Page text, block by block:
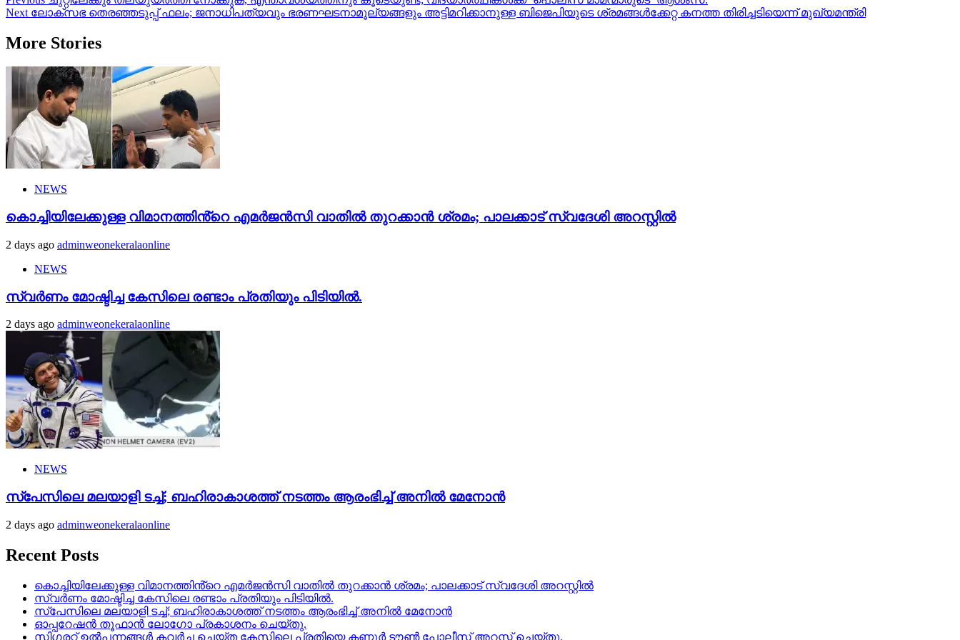
navigation
Next ലോക്‌സഭ തെരഞ്ഞടുപ്പ് ഫലം; ജനാധിപത്യവും ഭരണഘടനാമൂല്യങ്ങളും അട്ടിമറിക്കാനുള്ള ബിജെപിയുടെ ശ്രമങ്ങള്‍ക്കേറ്റ കനത്ത തിരിച്ചടിയെന്ന് മുഖ്യമന്ത്രി
More Stories
NEWS
കൊച്ചിയിലേക്കുള്ള വിമാനത്തിൻ്റെ എമര്‍ജന്‍സി വാതില്‍ തുറക്കാന്‍ ശ്രമം; പാലക്കാട് സ്വദേശി അറസ്റ്റില്‍
2 days ago adminweonekeralaonline
NEWS
സ്വർണം മോഷ്ടിച്ച കേസിലെ രണ്ടാം പ്രതിയും പിടിയിൽ.
2 days ago adminweonekeralaonline
NEWS
സ്‌പേസിലെ മലയാളി ടച്ച്; ബഹിരാകാശത്ത് നടത്തം ആരംഭിച്ച് അനില്‍ മേനോന്‍
2 days ago adminweonekeralaonline
Recent Posts
കൊച്ചിയിലേക്കുള്ള വിമാനത്തിൻ്റെ എമര്‍ജന്‍സി വാതില്‍ തുറക്കാന്‍ ശ്രമം; പാലക്കാട് സ്വദേശി അറസ്റ്റില്‍
സ്വർണം മോഷ്ടിച്ച കേസിലെ രണ്ടാം പ്രതിയും പിടിയിൽ.
സ്‌പേസിലെ മലയാളി ടച്ച്; ബഹിരാകാശത്ത് നടത്തം ആരംഭിച്ച് അനില്‍ മേനോന്‍
ഓപ്പറേഷൻ തൂഫാൻ ലോഗോ പ്രകാശനം ചെയ്തു.
സിഗരറ്റ് ഉൽപന്നങ്ങൾ കവർച്ച ചെയ്ത കേസിലെ പ്രതിയെ കണ്ണൂർ ടൗൺ പോലീസ് അറസ്റ്റ് ചെയ്തു.